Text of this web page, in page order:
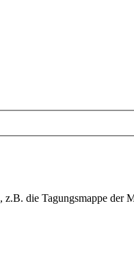
, z.B. die Tagungsmappe der